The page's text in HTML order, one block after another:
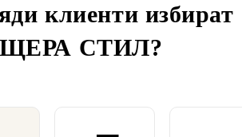
клиенти избират
СТИЛ?